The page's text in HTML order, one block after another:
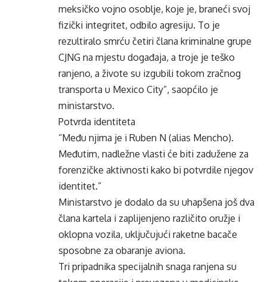
meksičko vojno osoblje, koje je, braneći svoj
fizički integritet, odbilo agresiju. To je
rezultiralo smrću četiri člana kriminalne grupe
CJNG na mjestu događaja, a troje je teško
ranjeno, a živote su izgubili tokom zračnog
transporta u Mexico City”, saopćilo je
ministarstvo.
Potvrda identiteta
“Među njima je i Ruben N (alias Mencho).
Međutim, nadležne vlasti će biti zadužene za
forenzičke aktivnosti kako bi potvrdile njegov
identitet.”
Ministarstvo je dodalo da su uhapšena još dva
člana kartela i zaplijenjeno različito oružje i
oklopna vozila, uključujući raketne bacače
sposobne za obaranje aviona.
Tri pripadnika specijalnih snaga ranjena su